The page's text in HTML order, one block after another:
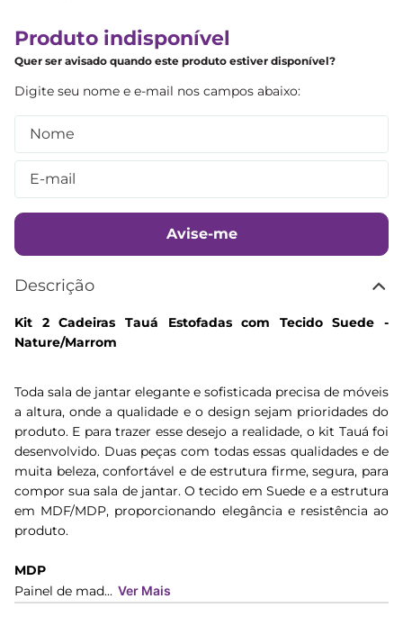
Produto indisponível
Quer ser avisado quando este produto estiver disponível?
Avise-me
Descrição
Kit 2 Cadeiras Tauá Estofadas com Tecido Suede -
Nature/Marrom
Toda sala de jantar elegante e sofisticada precisa de móveis
a altura, onde a qualidade e o design sejam prioridades do
produto. E para trazer esse desejo a realidade, o kit Tauá foi
desenvolvido. Duas peças com todas essas qualidades e de
muita beleza, confortável e de estrutura firme, segura, para
compor sua sala de jantar. O tecido em Suede e a estrutura
em MDF/MDP, proporcionando elegância e resistência ao
produto.
MDP
Painel de mad... Ver Mais